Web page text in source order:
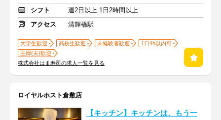
シフト
週2日以上 1日2時間以上
アクセス
清輝橋駅
大学生歓迎 高校生歓迎 未経験者歓迎
1日4h以内可
主婦(夫)歓迎
株式会社はま寿司の求人一覧を見る
ロイヤルホスト倉敷店
【キッチン】キッチンは、もう一